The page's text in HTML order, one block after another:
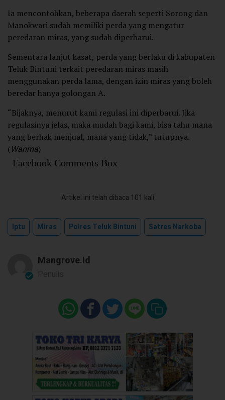
Ia mencontohkan, beberapa daerah seperti Sorong dan
Manokwari sudah memiliki perda yang mengatur
peredaran miras, yang sudah diperbarui.
Sementara lanjut kasat, perda yang berlaku di kabupaten
Teluk Bintuni terkait peredaran miras masih
menggunakan perda lama, dengan izin miras yang boleh
beredar hanya golongan A.
“Bijaknya, menurut kami regulasi ini diperbarui. Jika
regulasinya jelas, maka mudah bagi kami, bisa tahu mana
yang berhak menjual, mana yang tidak,” tutupnya.
(Wanma)
Facebook Comments Box
Artikel ini telah dibaca 101 kali
Iptu Miras Polres Teluk Bintuni Satres Narkoba
Mangrove.id